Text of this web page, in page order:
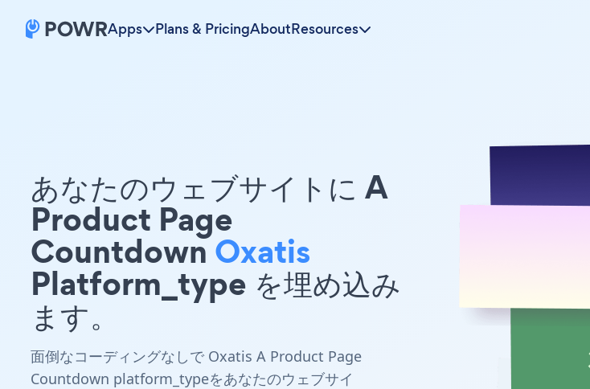
Apps Plans & PricingAboutResources
あなたのウェブサイトに A
Product Page
CountdownOxatis
Platform_type を埋め込み
ます。
面倒なコーディングなしで Oxatis A Product Page
Countdown platform_typeをあなたのウェブサイ